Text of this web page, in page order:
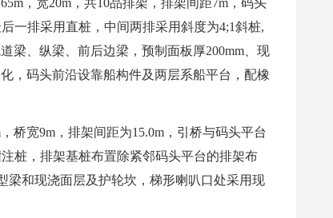
，宽20m，共10品排架，排架间距7m，码头
一排采用直桩，中间两排采用斜度为4;1斜桩,
梁、纵梁、前后边梁，预制面板厚200mm、现
，码头前沿设靠船构件及两层系船平台，配橡
桥宽9m，排架间距为15.0m，引桥与码头平台
桩，排架基桩布置除紧邻码头平台的排架布
梁和现浇面层及护轮坎，梯形喇叭口处采用现